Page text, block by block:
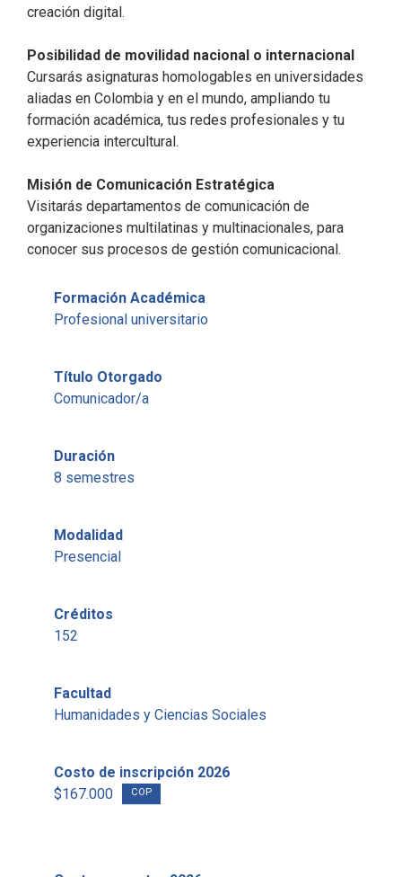
creación digital.​
Posibilidad de movilidad nacional o internacional​
Cursarás asignaturas homologables en universidades
aliadas en Colombia y en el mundo, ampliando tu
formación académica, tus redes profesionales y tu
experiencia intercultural.​
Misión de Comunicación Estratégica​
Visitarás departamentos de comunicación de
organizaciones multilatinas y multinacionales, para
conocer sus procesos de gestión comunicacional.​
Formación Académica
Profesional universitario
Título Otorgado
Comunicador/a
Duración
8 semestres
Modalidad
Presencial
Créditos
152
Facultad
Humanidades y Ciencias Sociales
Costo de inscripción 2026
$167.000
COP